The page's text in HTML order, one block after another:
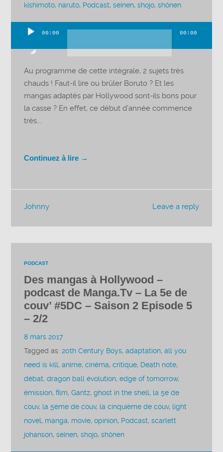
kishimoto, naruto, Podcast,seinen,shojo,shônen
00:00 00:00
Au programme de cette intégrale, 2 sujets très
chauds ! Faut-il lire ou brûler Boruto ? Et les
mangas adaptés par Hollywood sont-ils bons pour
la casse ? En effet, ce début d’année commence
très...
Continuez à lire →
Leave a reply
Johnny
PODCAST
Des mangas à Hollywood –
podcast de Manga.Tv – La 5e de
couv’ #5DC – Saison 2 Episode 5
– 2/2
8 mars 2017
Tagged as:20th Century Boys,adaptation,all you
need is kill,anime,cinéma,critique, Death note,
débat,dragon ball évolution,edge of tomorrow,
émission,film,Gantz,ghost in the shell, la 5e de
couv, la 5ème de couv, la cinquième de couv, light
novel, manga, movie,opinion, Podcast,scarlett
johanson,seinen,shojo,shônen